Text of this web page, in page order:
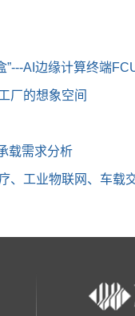
”---AI边缘计算终端
厂的想象空间
载需求分析
、工业物联网、车载